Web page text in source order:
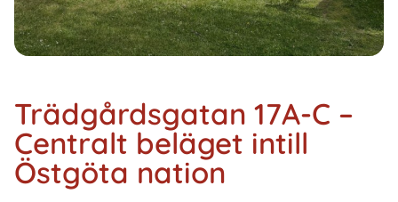
Trädgårdsgatan 17A-C –
Centralt beläget intill
Östgöta nation